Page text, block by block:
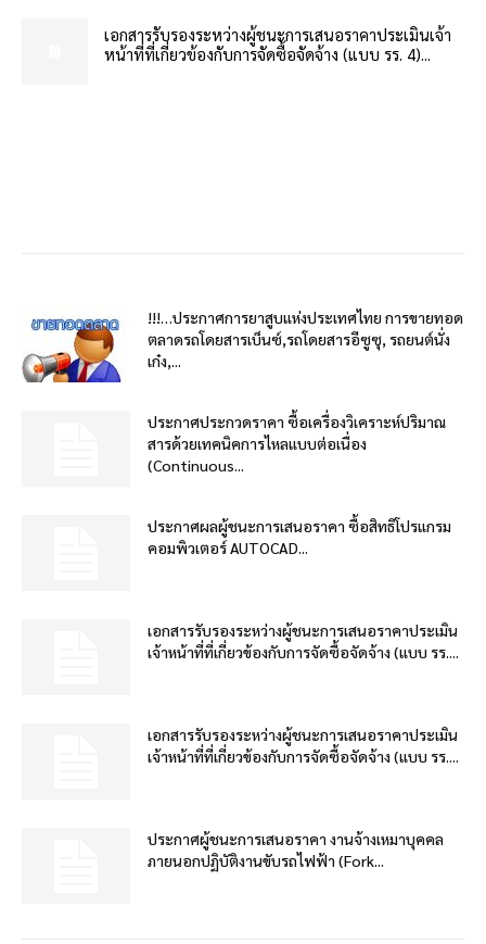
เอกสารรับรองระหว่างผู้ชนะการเสนอราคาประเมินเจ้า
หน้าที่ที่เกี่ยวข้องกับการจัดซื้อจัดจ้าง (แบบ รร. 4)...
!!!…ประกาศการยาสูบแห่งประเทศไทย การขายทอด
ตลาดรถโดยสารเบ็นซ์,รถโดยสารอีซูซุ, รถยนต์นั่ง
เก๋ง,...
ประกาศประกวดราคา ซื้อเครื่องวิเคราะห์ปริมาณ
สารด้วยเทคนิคการไหลแบบต่อเนื่อง
(Continuous...
ประกาศผลผู้ชนะการเสนอราคา ซื้อสิทธิโปรแกรม
คอมพิวเตอร์ AUTOCAD...
เอกสารรับรองระหว่างผู้ชนะการเสนอราคาประเมิน
เจ้าหน้าที่ที่เกี่ยวข้องกับการจัดซื้อจัดจ้าง (แบบ รร....
เอกสารรับรองระหว่างผู้ชนะการเสนอราคาประเมิน
เจ้าหน้าที่ที่เกี่ยวข้องกับการจัดซื้อจัดจ้าง (แบบ รร....
ประกาศผู้ชนะการเสนอราคา งานจ้างเหมาบุคคล
ภายนอกปฏิบัติงานขับรถไฟฟ้า (Fork...